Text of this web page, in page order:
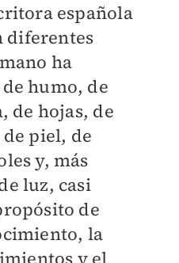
española
diferentes
ha
humo, de
de hojas, de
piel, de
y, más
luz, casi
de
la
y el